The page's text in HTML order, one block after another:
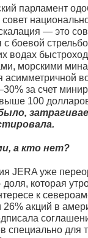
парламент
— это
боевой
водах
морскими
за счет
100
а кто нет?
JERA уже
которая
к
акций в
специально для